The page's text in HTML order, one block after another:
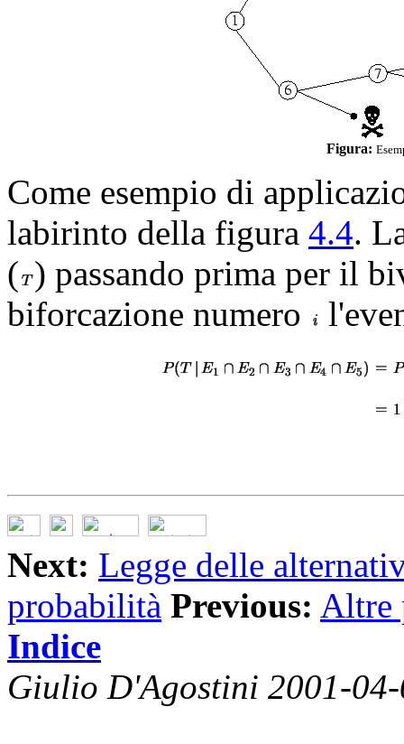
Figura:
Come esempio di
labirinto della figura 4.4.
( ) passando prima per il
biforcazione numero
Next: Legge delle
probabilità Previous: Altre
Indice
Giulio D'Agostini 2001-